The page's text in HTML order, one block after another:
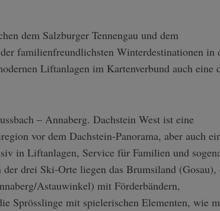
dem Salzburger Tennengau und dem
familienfreundlichsten Winterdestinationen in
Liftanlagen im Kartenverbund auch eine
– Annaberg. Dachstein West ist eine
vor dem Dachstein-Panorama, aber auch
in Liftanlagen, Service für Familien und
drei Ski-Orte liegen das Brumsiland (Gosau),
Astauwinkel) mit Förderbändern,
Sprösslinge mit spielerischen Elementen, wie